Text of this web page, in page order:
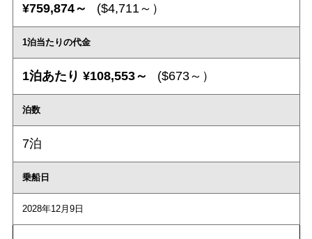
¥759,874～ ($4,711～）
1泊当たりの代金
1泊あたり ¥108,553～ ($673～）
泊数
7泊
乗船日
2028年12月9日